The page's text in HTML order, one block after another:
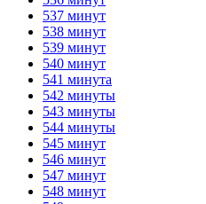
537 минут
538 минут
539 минут
540 минут
541 минута
542 минуты
543 минуты
544 минуты
545 минут
546 минут
547 минут
548 минут